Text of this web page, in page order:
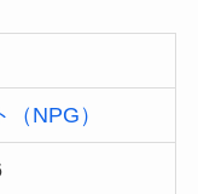
（NPG）